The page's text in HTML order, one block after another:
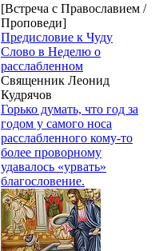
[Встреча с Православием /
Проповеди]
Предисловие к Чуду
Слово в Неделю о
расслабленном
Священник Леонид
Кудрячов
Горько думать, что год за
годом у самого носа
расслабленного кому-то
более проворному
удавалось «урвать»
благословение.